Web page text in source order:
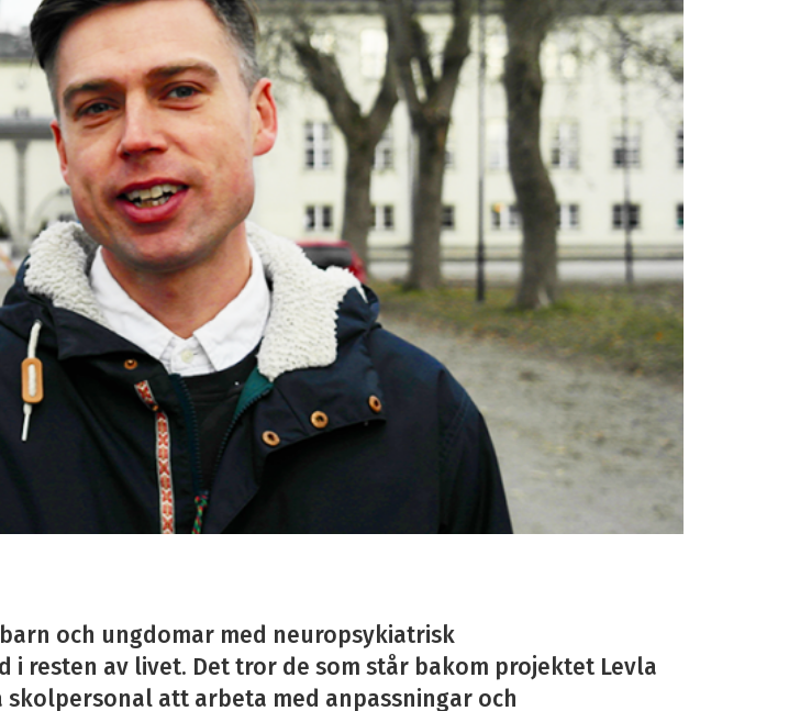
och ungdomar med neuropsykiatrisk
resten av livet. Det tror de som står bakom projektet Levla
att arbeta med anpassningar och